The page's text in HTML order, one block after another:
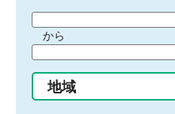
間
始
り
から
間
終
地域